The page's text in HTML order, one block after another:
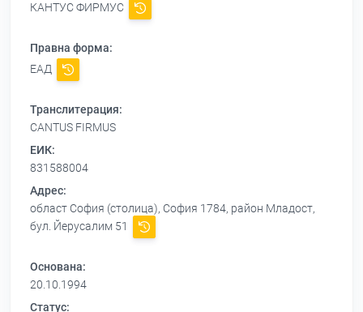
КАНТУС ФИРМУС
Правна форма:
ЕАД
Транслитерация:
CANTUS FIRMUS
ЕИК:
831588004
Адрес:
област София (столица), София 1784, район Младост,
бул. Йерусалим 51
Основана:
20.10.1994
Статус: